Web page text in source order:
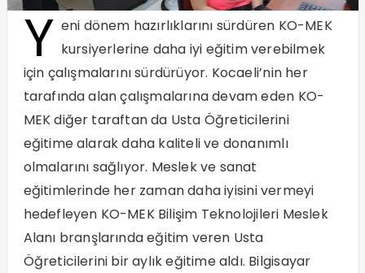
Y eni dönem hazırlıklarını sürdüren KO-MEK
kursiyerlerine daha iyi eğitim verebilmek
için çalışmalarını sürdürüyor. Kocaeli’nin her
tarafında alan çalışmalarına devam eden KO-
MEK diğer taraftan da Usta Öğreticilerini
eğitime alarak daha kaliteli ve donanımlı
olmalarını sağlıyor. Meslek ve sanat
eğitimlerinde her zaman daha iyisini vermeyi
hedefleyen KO-MEK Bilişim Teknolojileri Meslek
Alanı branşlarında eğitim veren Usta
Öğreticilerini bir aylık eğitime aldı. Bilgisayar